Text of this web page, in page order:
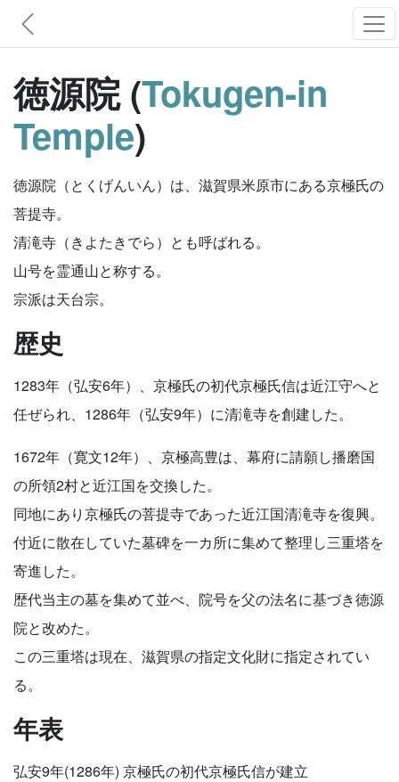
徳源院 (Tokugen-in
Temple)
徳源院（とくげんいん）は、滋賀県米原市にある京極氏の
菩提寺。
清滝寺（きよたきでら）とも呼ばれる。
山号を霊通山と称する。
宗派は天台宗。
歴史
1283年（弘安6年）、京極氏の初代京極氏信は近江守へと
任ぜられ、1286年（弘安9年）に清滝寺を創建した。
1672年（寛文12年）、京極高豊は、幕府に請願し播磨国
の所領2村と近江国を交換した。
同地にあり京極氏の菩提寺であった近江国清滝寺を復興。
付近に散在していた墓碑を一カ所に集めて整理し三重塔を
寄進した。
歴代当主の墓を集めて並べ、院号を父の法名に基づき徳源
院と改めた。
この三重塔は現在、滋賀県の指定文化財に指定されてい
る。
年表
弘安9年(1286年) 京極氏の初代京極氏信が建立